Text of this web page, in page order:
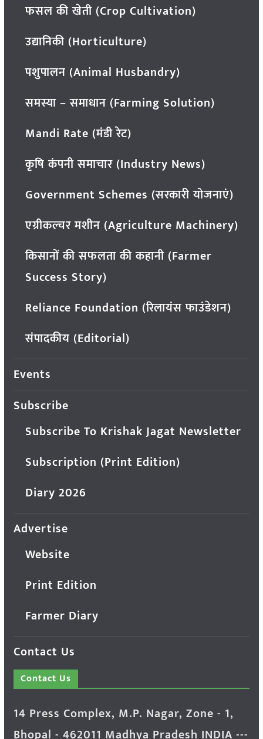
फसल की खेती (Crop Cultivation)
उद्यानिकी (Horticulture)
पशुपालन (Animal Husbandry)
समस्या – समाधान (Farming Solution)
Mandi Rate (मंडी रेट)
कृषि कंपनी समाचार (Industry News)
Government Schemes (सरकारी योजनाएं)
एग्रीकल्चर मशीन (Agriculture Machinery)
किसानों की सफलता की कहानी (Farmer
Success Story)
Reliance Foundation (रिलायंस फाउंडेशन)
संपादकीय (Editorial)
Events
Subscribe
Subscribe To Krishak Jagat Newsletter
Subscription (Print Edition)
Diary 2026
Advertise
Website
Print Edition
Farmer Diary
Contact Us
Contact Us
14 Press Complex, M.P. Nagar, Zone - 1,
Bhopal - 462011 Madhya Pradesh INDIA ---